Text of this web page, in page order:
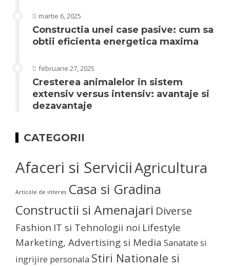
martie 6, 2025
Constructia unei case pasive: cum sa
obtii eficienta energetica maxima
februarie 27, 2025
Cresterea animalelor in sistem
extensiv versus intensiv: avantaje si
dezavantaje
CATEGORII
Afaceri si ServiciiAgricultura
Articole de interes Casa si Gradina
Constructii si Amenajari Diverse
Fashion IT si Tehnologii noi Lifestyle
Marketing, Advertising si Media Sanatate si
ingrijire personala Stiri Nationale si